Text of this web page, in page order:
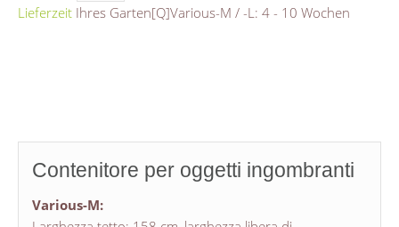
Lieferzeit Ihres Garten[Q]Various-M / -L: 4 - 10 Wochen
Contenitore per oggetti ingombranti
Various-M: